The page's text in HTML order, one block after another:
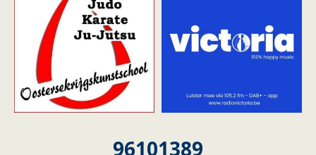
96101389